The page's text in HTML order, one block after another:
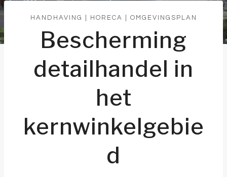
HANDHAVING HORECA OMGEVINGSPLAN
Bescherming
detailhandel in
het
kernwinkelgebie
d